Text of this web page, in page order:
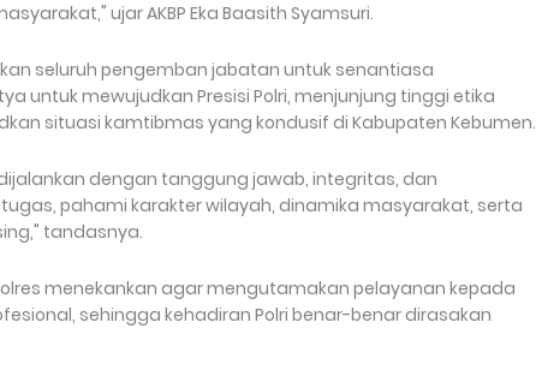
ujar AKBP Eka Baasith Syamsuri.
seluruh pengemban jabatan untuk senantiasa
untuk mewujudkan Presisi Polri, menjunjung tinggi etika
situasi kamtibmas yang kondusif di Kabupaten Kebumen.
dengan tanggung jawab, integritas, dan
pahami karakter wilayah, dinamika masyarakat, serta
tandasnya.
menekankan agar mengutamakan pelayanan kepada
sehingga kehadiran Polri benar-benar dirasakan